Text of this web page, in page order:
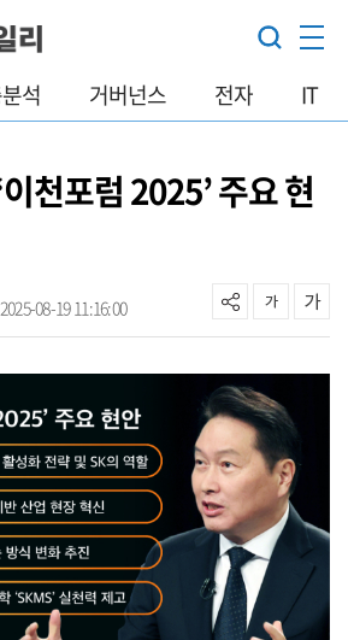
석 거버넌스 전자 IT
천포럼 2025’ 주요 현
08-19 11:16:00